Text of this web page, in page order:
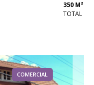
350 M²
TOTAL
COMERCIAL